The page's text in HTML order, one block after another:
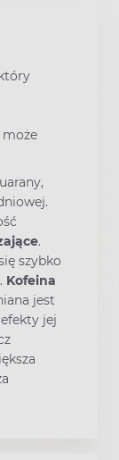
może
.
szybko
Kofeina
jest
jej